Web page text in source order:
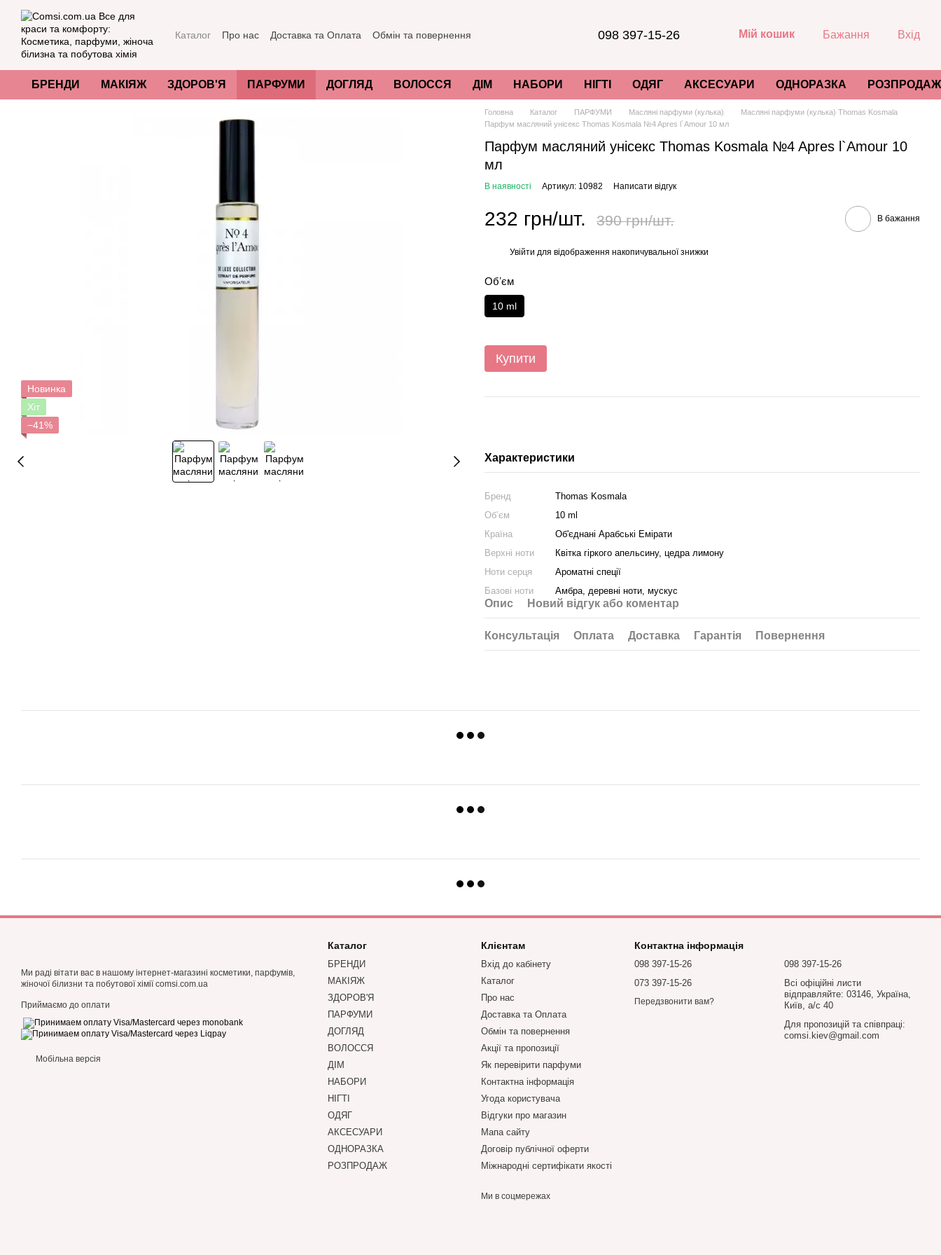
Перейти до основного контенту
Каталог Про нас Доставка та Оплата
Обмін та повернення
Міжнародні сертифікати якості
098 397-15-26 Мій кошик Бажання Вхід
БРЕНДИ МАКІЯЖ ЗДОРОВ'Я ПАРФУМИ ДОГЛЯД ВОЛОССЯ ДІМ НАБОРИ НІГТІ ОДЯГ АКСЕСУАРИ ОДНОРАЗКА РОЗПРОДАЖ
Новинка
Хіт
−41%
Головна Каталог ПАРФУМИ Масляні парфуми (кулька)
Масляні парфуми (кулька) Thomas Kosmala
Парфум масляний унісекс Thomas Kosmala №4 Apres l`Amour 10 мл
Парфум масляний унісекс Thomas Kosmala №4 Apres l`Amour 10
мл
В наявності Артикул: 10982 Написати відгук
232 грн/шт. 390 грн/шт. В бажання
Увійти для відображення накопичувальної знижки
Обʼєм
10 ml
Купити
Характеристики
Бренд
Thomas Kosmala
Обʼєм
10 ml
Країна
Об'єднані Арабські Емірати
Верхні ноти
Квітка гіркого апельсину, цедра лимону
Ноти серця
Ароматні спеції
Базові ноти
Амбра, деревні ноти, мускус
Опис Новий відгук або коментар
Консультація Оплата Доставка Гарантія Повернення
Ми раді вітати вас в нашому інтернет-магазині косметики, парфумів,
жіночої білизни та побутової хімії comsi.com.ua
Приймаємо до оплати
Мобільна версія
Каталог
БРЕНДИ
МАКІЯЖ
ЗДОРОВ'Я
ПАРФУМИ
ДОГЛЯД
ВОЛОССЯ
ДІМ
НАБОРИ
НІГТІ
ОДЯГ
АКСЕСУАРИ
ОДНОРАЗКА
РОЗПРОДАЖ
Клієнтам
Вхід до кабінету
Каталог
Про нас
Доставка та Оплата
Обмін та повернення
Акції та пропозиції
Як перевірити парфуми
Контактна інформація
Угода користувача
Відгуки про магазин
Мапа сайту
Договір публічної оферти
Міжнародні сертифікати якості
Ми в соцмережах
Контактна інформація
098 397-15-26
073 397-15-26
Передзвонити вам?
098 397-15-26
Всі офіційні листи
відправляйте: 03146, Україна,
Київ, а/с 40
Для пропозицій та співпраці:
comsi.kiev@gmail.com